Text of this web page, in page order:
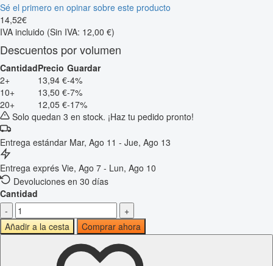
Sé el primero en opinar sobre este producto
14,52€
IVA incluido (Sin IVA: 12,00 €)
Descuentos por volumen
CantidadPrecio Guardar
2+
13,94 €-4%
10+
13,50 €-7%
20+
12,05 €-17%
Solo quedan 3 en stock. ¡Haz tu pedido pronto!
Entrega estándar Mar, Ago 11 - Jue, Ago 13
Entrega exprés Vie, Ago 7 - Lun, Ago 10
Devoluciones en 30 días
Cantidad
-
+
Añadir a la cesta
Comprar ahora